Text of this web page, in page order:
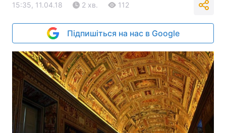
15:35, 11.04.18 2 хв. 112
Підпишіться на нас в Google